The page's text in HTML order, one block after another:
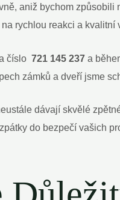
aniž bychom
rychlou reakci a kvalitní
číslo 721 145 237 a
zámků a dveří jsme
dávají‌ skvělé​
do bezpečí vašich